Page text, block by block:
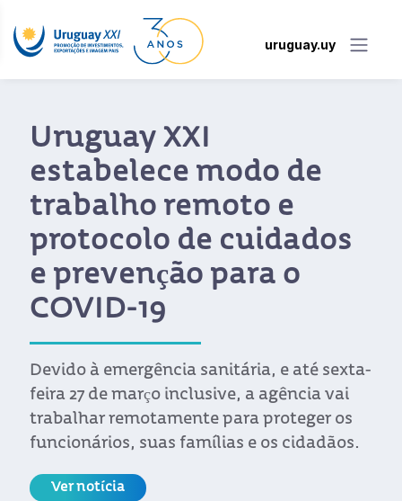
uruguay.uy
Uruguay XXI
estabelece modo de
trabalho remoto e
protocolo de cuidados
e prevenção para o
COVID-19
Devido à emergência sanitária, e até sexta-
feira 27 de março inclusive, a agência vai
trabalhar remotamente para proteger os
funcionários, suas famílias e os cidadãos.
Ver notícia